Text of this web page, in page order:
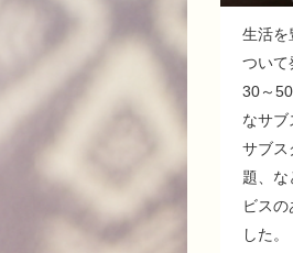
生活を
ついて
30～
なサブ
サブス
題、な
ビス
した。